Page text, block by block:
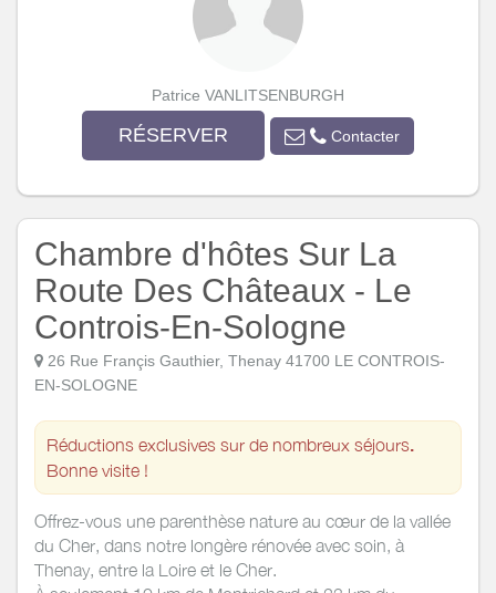
Patrice VANLITSENBURGH
RÉSERVER Contacter
Chambre d'hôtes Sur La
Route Des Châteaux - Le
Controis-En-Sologne
26 Rue Françis Gauthier, Thenay 41700 LE CONTROIS-
EN-SOLOGNE
Réductions exclusives sur de nombreux séjours.
Bonne visite !
Offrez-vous une parenthèse nature au cœur de la vallée
du Cher, dans notre longère rénovée avec soin, à
Thenay, entre la Loire et le Cher.